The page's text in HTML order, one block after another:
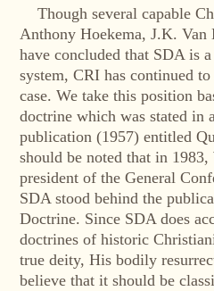
Though several capable
Anthony Hoekema, J.K. Van
have concluded that SDA is
system, CRI has continued
case. We take this position
doctrine which was stated in
publication (1957) entitled
should be noted that in
president of the General
SDA stood behind the
Doctrine. Since SDA does
doctrines of historic
true deity, His bodily
believe that it should be